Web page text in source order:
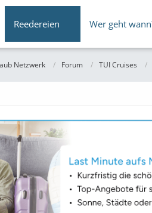
Reedereien Wer geht
Netzwerk Forum TUI Cruises